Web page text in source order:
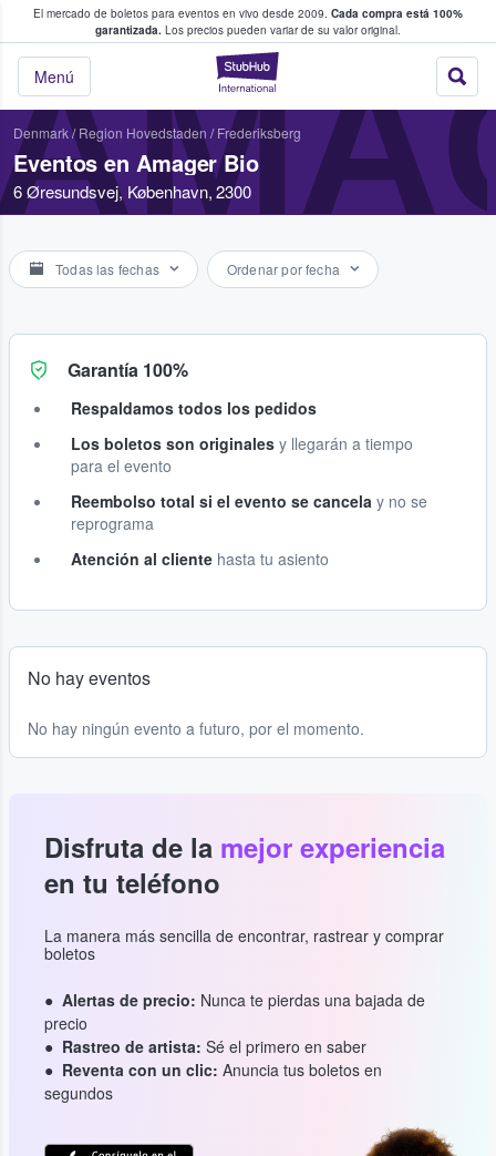
El mercado de boletos para eventos en vivo desde 2009. Cada compra está 100%
garantizada. Los precios pueden variar de su valor original.
StubHub: donde
Menú
fans compran y venden boletos
Denmark/ Region Hovedstaden / Frederiksberg
Eventos en Amager Bio
6 Øresundsvej, København, 2300
Todas las fechas Ordenar por fecha
Garantía 100%
Respaldamos todos los pedidos
Los boletos son originales y llegarán a tiempo
para el evento
Reembolso total si el evento se cancela y no se
reprograma
Atención al cliente hasta tu asiento
No hay eventos
No hay ningún evento a futuro, por el momento.
Disfruta de la mejor experiencia
en tu teléfono
La manera más sencilla de encontrar, rastrear y comprar
boletos
Alertas de precio: Nunca te pierdas una bajada de
precio
Rastreo de artista: Sé el primero en saber
Reventa con un clic: Anuncia tus boletos en
segundos